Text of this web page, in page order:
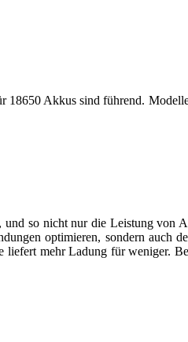
18650 Akkus sind führend.
und so nicht nur die Leistung
optimieren, sondern auch
mehr Ladung für weniger.